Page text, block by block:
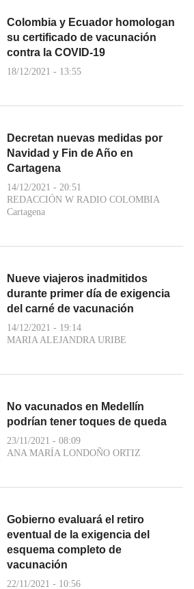
Colombia y Ecuador homologan
su certificado de vacunación
contra la COVID-19
18/12/2021 - 13:55
Decretan nuevas medidas por
Navidad y Fin de Año en
Cartagena
14/12/2021 - 20:51
REDACCIÓN W RADIO COLOMBIA
Cartagena
Nueve viajeros inadmitidos
durante primer día de exigencia
del carné de vacunación
14/12/2021 - 19:14
MARIA ALEJANDRA URIBE
No vacunados en Medellín
podrían tener toques de queda
23/11/2021 - 08:09
ANA MARÍA LONDOÑO ORTIZ
Gobierno evaluará el retiro
eventual de la exigencia del
esquema completo de
vacunación
22/11/2021 - 10:56